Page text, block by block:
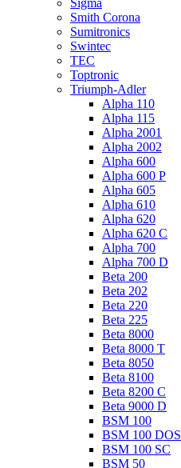
Smith Corona
Sumitronics
Swintec
TEC
Toptronic
Triumph-Adler
Alpha 110
Alpha 115
Alpha 2001
Alpha 2002
Alpha 600
Alpha 600 P
Alpha 605
Alpha 610
Alpha 620
Alpha 620 C
Alpha 700
Alpha 700 D
Beta 200
Beta 202
Beta 220
Beta 225
Beta 8000
Beta 8000 T
Beta 8050
Beta 8100
Beta 8200 C
Beta 9000 D
BSM 100
BSM 100 DOS
BSM 100 SC
BSM 50